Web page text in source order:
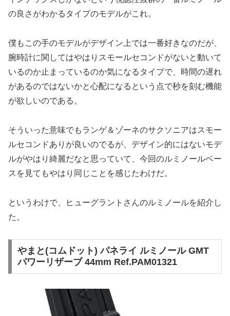
の良さがわかるタイプのモデルがこれ。
僕もこの手のモデルがデザイン上では一番好きなのだが、
腕時計に関してはやはりスモールセコンドがないと動いて
いるのか止まっているのか気になるタイプで、時間の遅れ
があるのではないかと心配になるという点で秒を刻む機能
が欲しいのである。
そういった意味でもランゲ＆ゾーネのサクソニアはスモー
ルセコンドありが良いのでるが、デザイン的にはないモデ
ルがやはり綺麗だなと思っていて、今回のルミノールベー
スを見てもやはり同じことを感じたわけだ。
というわけで、ヒューグラントさんのルミノールを紹介し
た。
やまと(コムドット) パネライ ルミノール GMT
パワーリザーブ 44mm Ref.PAM01321